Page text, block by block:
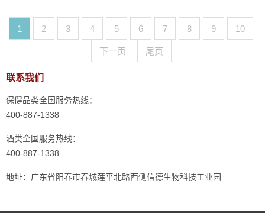
1 2 3 4 5 6 7 8 9 10
下一页 尾页
联系我们
保健品类全国服务热线：
400-887-1338
酒类全国服务热线：
400-887-1338
地址：广东省阳春市春城莲平北路西侧信德生物科技工业园